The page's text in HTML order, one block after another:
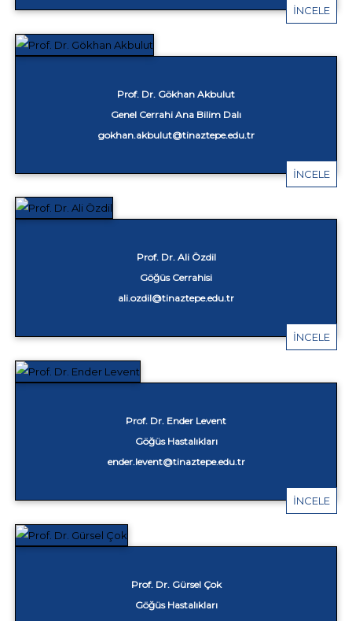
İNCELE
Prof. Dr. Gökhan Akbulut
Genel Cerrahi Ana Bilim Dalı
gokhan.akbulut@tinaztepe.edu.tr
İNCELE
Prof. Dr. Ali Özdil
Göğüs Cerrahisi
ali.ozdil@tinaztepe.edu.tr
İNCELE
Prof. Dr. Ender Levent
Göğüs Hastalıkları
ender.levent@tinaztepe.edu.tr
İNCELE
Prof. Dr. Gürsel Çok
Göğüs Hastalıkları